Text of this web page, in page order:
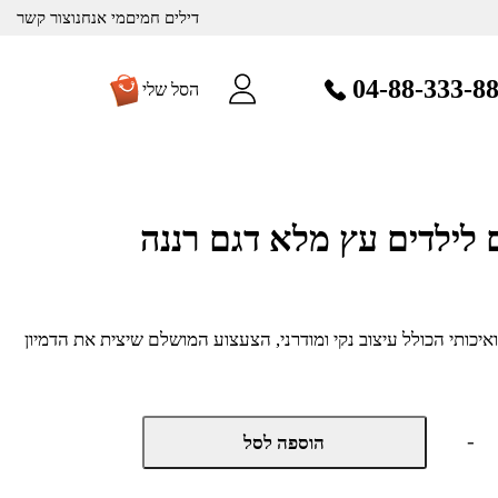
דילים חמיםמי אנחנוצור קשר
04-88-333-88 הסל שלי
עץ מלא דגם רננה
הכולל עיצוב נקי ומודרני, הצעצוע המושלם שיצית את הדמיון
-
כמות
מטבח
הוספה לסל